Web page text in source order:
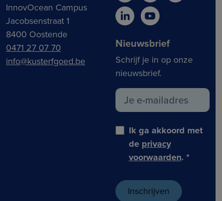
InnovOcean Campus
Jacobsenstraat 1
8400 Oostende
0471 27 07 70
info@kusterfgoed.be
Nieuwsbrief
Schrijf je in op onze
nieuwsbrief.
Ik ga akkoord met
de privacy
voorwaarden. *